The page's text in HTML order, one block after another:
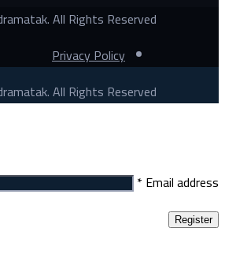
All Rights Reserved
Privacy Policy
All Rights Reserved
Email address
*
Register